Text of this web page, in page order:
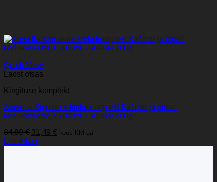
Quick View
Laost otsas
Kingituse komplekt
Sorvella Signature kinkekomplekt Kašmiir ja pipar:
kodulõhnastaja 200 ml + küünal 200g
34,89€ Algne
hind
31,49 € Praegune
koos KM-ga
Loe edasi